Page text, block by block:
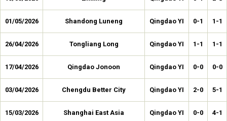
01/05/2026 Shandong Luneng Qingdao YI 0-1 1-1
26/04/2026 Tongliang Long Qingdao YI 1-1 1-1
17/04/2026 Qingdao Jonoon Qingdao YI 0-0 0-0
03/04/2026 Chengdu Better City Qingdao YI 2-0 5-1
15/03/2026 Shanghai East Asia Qingdao YI 0-0 4-1